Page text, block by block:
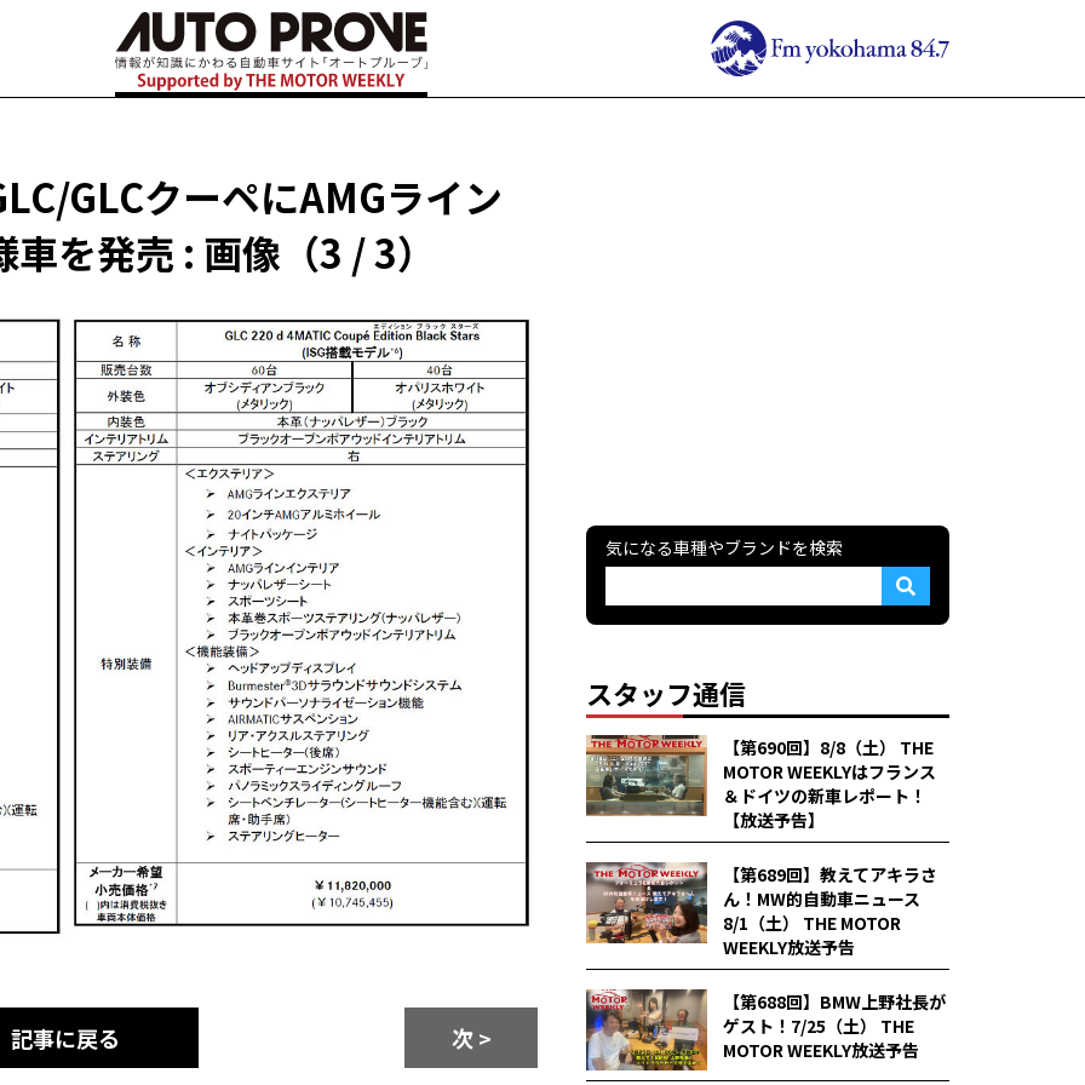
GLCクーペにAMGライン
を発売 : 画像（3 / 3）
記事に戻る 次 >
気になる車種やブランドを検索
スタッフ通信
【第690回】8/8（土） THE
MOTOR WEEKLYはフランス
＆ドイツの新車レポート！
【放送予告】
【第689回】教えてアキラさ
ん！MW的自動車ニュース
8/1（土） THE MOTOR
WEEKLY放送予告
【第688回】BMW上野社長が
ゲスト！7/25（土） THE
MOTOR WEEKLY放送予告